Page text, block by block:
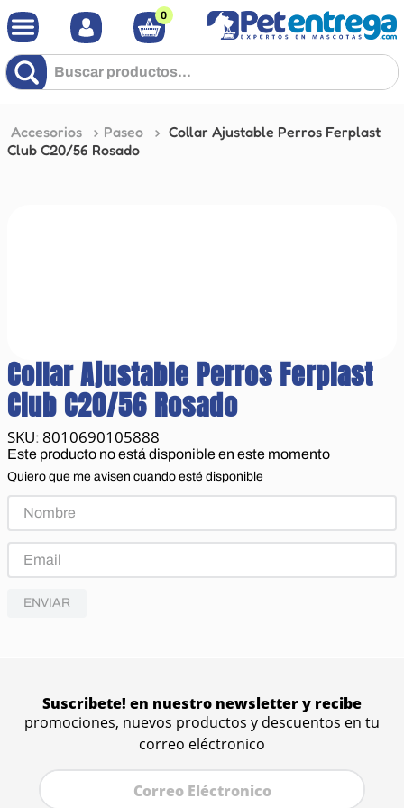
0
Buscar productos...
Accesorios Paseo
Collar Ajustable Perros Ferplast
Club C20/56 Rosado
Collar Ajustable Perros Ferplast
Club C20/56 Rosado
: 8010690105888
Este producto no está disponible en este momento
Quiero que me avisen cuando esté disponible
ENVIAR
Suscribete! en nuestro newsletter y recibe
promociones, nuevos productos y descuentos en tu
correo eléctronico